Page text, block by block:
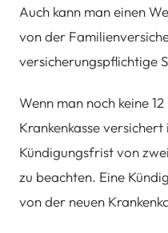
Auch kann man einen
von der
versicherungspflichtige
Wenn man noch keine
Krankenkasse
Kündigungsfrist von
zu beachten. Eine
von der neuen